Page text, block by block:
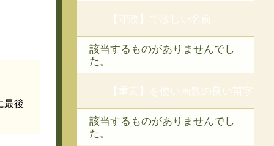
最後
【守政】で珍しい名前
該当するものがありませんでし
た。
【重宏】を使い画数の良い苗字
該当するものがありませんでし
た。